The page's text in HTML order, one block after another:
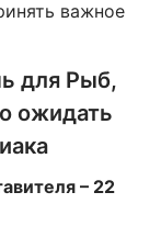
важное
для Рыб,
ожидать
– 22